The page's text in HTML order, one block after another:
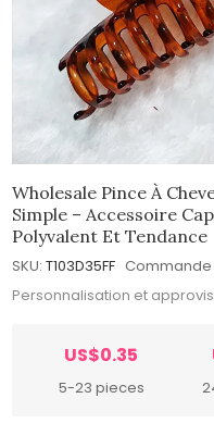
Wholesale Pince À
Simple – Accessoire
Polyvalent Et Tendance
SKU: T103D35FF
Personnalisation et
US$0.35
5-23 pieces